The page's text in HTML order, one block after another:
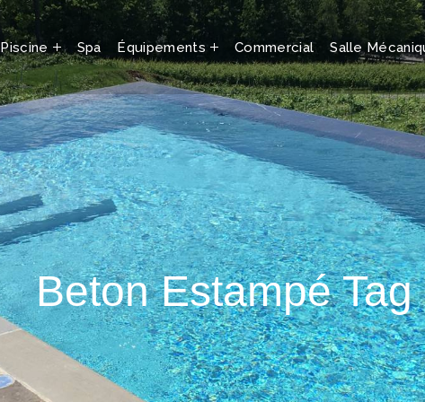
Piscine Spa Équipements Commercial Salle
Beton Estampé Tag